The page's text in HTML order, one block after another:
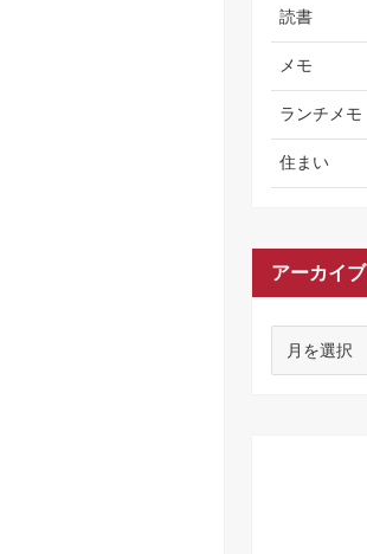
読書
メモ
ランチメモ
住まい
アーカイブ